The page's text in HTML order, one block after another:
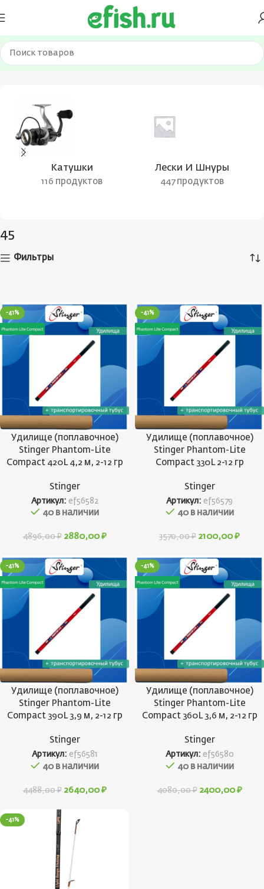
Главная Товар Длина в сложенном виде, см 45
Катушки
116 продуктов
Лески И Шнуры
447 продуктов
45
Фильтры
-41%
Удилище (поплавочное)
Stinger Phantom-Lite
Compact 420L 4,2 м, 2-12 гр
Stinger
Артикул: ef56582
40 в наличии
4896,00₽ 2880,00 ₽
-41%
Удилище (поплавочное)
Stinger Phantom-Lite
Compact 330L 2-12 гр
Stinger
Артикул: ef56579
40 в наличии
3570,00₽ 2100,00 ₽
-41%
Удилище (поплавочное)
Stinger Phantom-Lite
Compact 390L 3,9 м, 2-12 гр
Stinger
Артикул: ef56581
40 в наличии
4488,00₽ 2640,00 ₽
-41%
Удилище (поплавочное)
Stinger Phantom-Lite
Compact 360L 3,6 м, 2-12 гр
Stinger
Артикул: ef56580
40 в наличии
4080,00₽ 2400,00 ₽
-41%